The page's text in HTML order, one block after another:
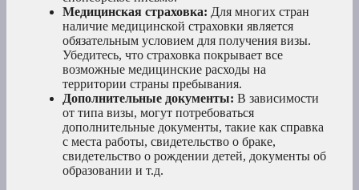
Медицинская страховка: Для многих стран
наличие медицинской страховки является
обязательным условием для получения визы.
Убедитесь, что страховка покрывает все
возможные медицинские расходы на
территории страны пребывания.
Дополнительные документы: В зависимости
от типа визы, могут потребоваться
дополнительные документы, такие как справка
с места работы, свидетельство о браке,
свидетельство о рождении детей, документы об
образовании и т.д.